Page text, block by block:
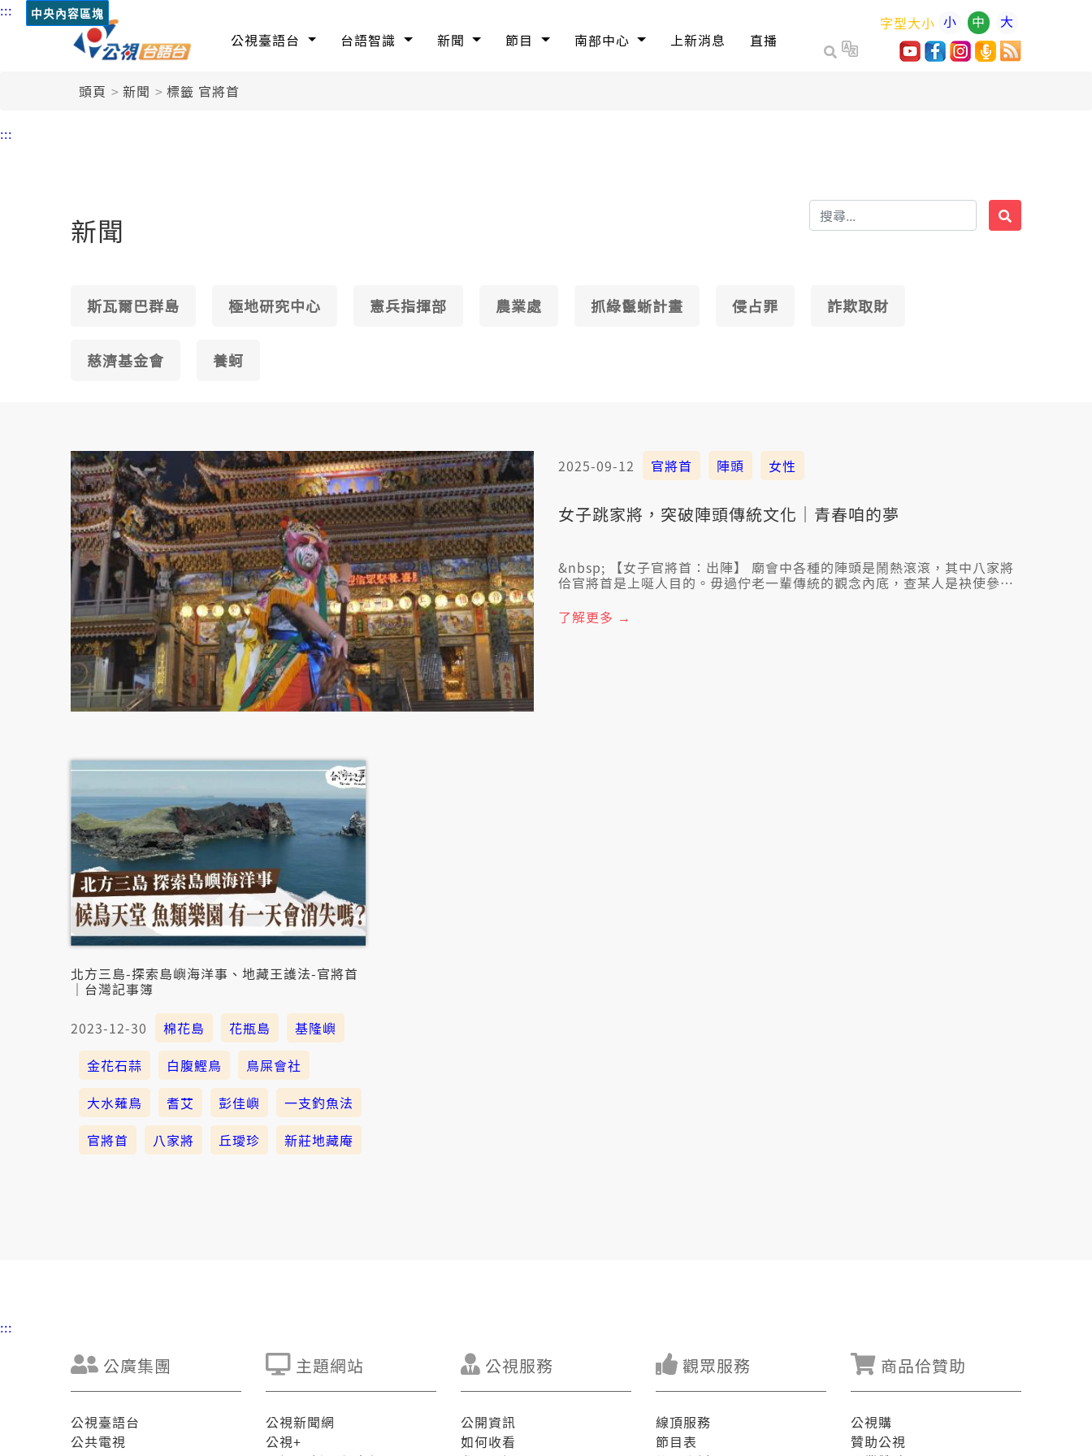
::: 中央內容區塊
公視臺語台 台語智識 新聞 節目 南部中心 上新消息 直播
字型大小 小 中 大
頭頁 新聞 標籤 官將首
:::
新聞
斯瓦爾巴群島 極地研究中心 憲兵指揮部 農業處 抓綠鬣蜥計畫 侵占罪 詐欺取財
慈濟基金會 養蚵
2025-09-12 官將首 陣頭 女性
女子跳家將，突破陣頭傳統文化｜青春咱的夢
&nbsp; 【女子官將首：出陣】 廟會中各種的陣頭是鬧熱滾滾，其中八家將
佮官將首是上唌人目的。毋過佇老一輩傳統的觀念內底，查某人是袂使參與
的舞台。 佇高雄就有一陣對傳統文化真有興趣的少年查某囡仔，成立一團
『女子官將首』佇逐个廟會走傱， 𪜶用行動證明，性別無應該是信仰佮夢想
了解更多 →
北方三島-探索島嶼海洋事、地藏王護法-官將首
｜台灣記事簿
2023-12-30 棉花島 花瓶島
基隆嶼
金花石蒜
白腹鰹鳥
鳥屎會社
大水薙鳥
耆艾 彭佳嶼
一支釣魚法
官將首
八家將 丘璦珍 新莊地藏庵
:::
公廣集團
公視臺語台
公共電視
主題網站
公視新聞網
公視+
公視服務
公開資訊
如何收看
觀眾服務
線頂服務
節目表
商品佮贊助
公視購
贊助公視